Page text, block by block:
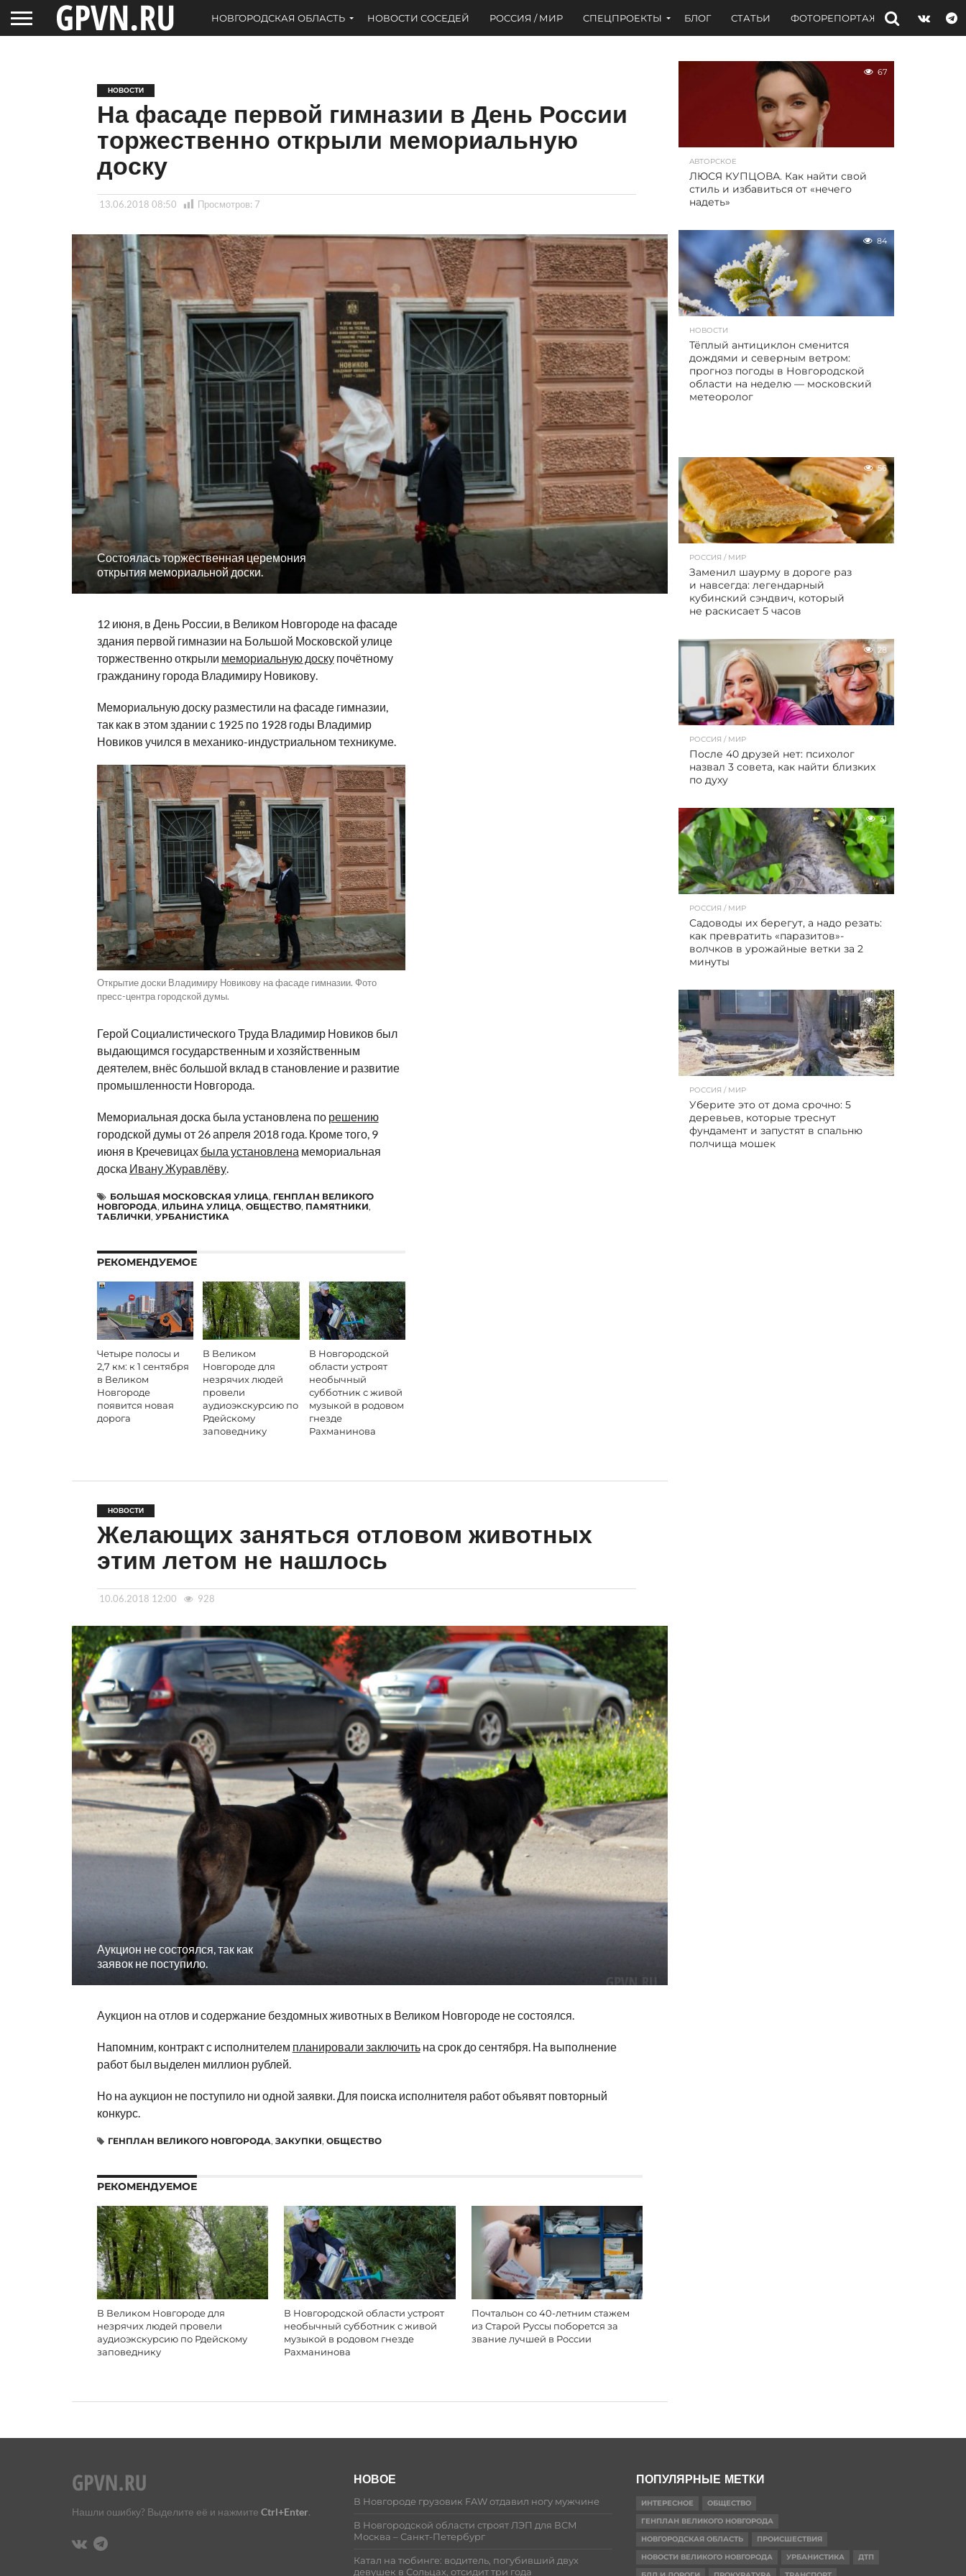
НОВГОРОДСКАЯ ОБЛАСТЬ НОВОСТИ СОСЕДЕЙ РОССИЯ / МИР СПЕЦПРОЕКТЫ БЛОГ СТАТЬИ ФОТОРЕПОРТАЖИ ИНТЕРВЬЮ
НОВОСТИ
На фасаде первой гимназии в День России
торжественно открыли мемориальную
доску
13.06.2018 08:50 Просмотров: 7
Состоялась торжественная церемония
открытия мемориальной доски.
12 июня, в День России, в Великом Новгороде на фасаде
здания первой гимназии на Большой Московской улице
торжественно открыли мемориальную доскупочётному
гражданину города Владимиру Новикову.
Мемориальную доску разместили на фасаде гимназии,
так как в этом здании с 1925 по 1928 годы Владимир
Новиков учился в механико-индустриальном техникуме.
Открытие доски Владимиру Новикову на фасаде гимназии. Фото
пресс-центра городской думы.
Герой Социалистического Труда Владимир Новиков был
выдающимся государственным и хозяйственным
деятелем, внёс большой вклад в становление и развитие
промышленности Новгорода.
Мемориальная доска была установлена по решению
городской думы от 26 апреля 2018 года. Кроме того, 9
июня в Кречевицах была установлена мемориальная
доска Ивану Журавлёву.
БОЛЬШАЯ МОСКОВСКАЯ УЛИЦА, ГЕНПЛАН ВЕЛИКОГО
НОВГОРОДА, ИЛЬИНА УЛИЦА, ОБЩЕСТВО, ПАМЯТНИКИ,
ТАБЛИЧКИ, УРБАНИСТИКА
РЕКОМЕНДУЕМОЕ
Четыре полосы и
2,7 км: к 1 сентября
в Великом
Новгороде
появится новая
дорога
В Великом
Новгороде для
незрячих людей
провели
аудиоэкскурсию по
Рдейскому
заповеднику
В Новгородской
области устроят
необычный
субботник с живой
музыкой в родовом
гнезде
Рахманинова
НОВОСТИ
Желающих заняться отловом животных
этим летом не нашлось
10.06.2018 12:00 928
Аукцион не состоялся, так как
заявок не поступило.
Аукцион на отлов и содержание бездомных животных в Великом Новгороде не состоялся.
Напомним, контракт с исполнителем планировали заключитьна срок до сентября. На выполнение
работ был выделен миллион рублей.
Но на аукцион не поступило ни одной заявки. Для поиска исполнителя работ объявят повторный
конкурс.
ГЕНПЛАН ВЕЛИКОГО НОВГОРОДА, ЗАКУПКИ, ОБЩЕСТВО
РЕКОМЕНДУЕМОЕ
В Великом Новгороде для
незрячих людей провели
аудиоэкскурсию по Рдейскому
заповеднику
В Новгородской области устроят
необычный субботник с живой
музыкой в родовом гнезде
Рахманинова
Почтальон со 40-летним стажем
из Старой Руссы поборется за
звание лучшей в России
67
АВТОРСКОЕ
ЛЮСЯ КУПЦОВА. Как найти свой
стиль и избавиться от «нечего
надеть»
84
НОВОСТИ
Тёплый антициклон сменится
дождями и северным ветром:
прогноз погоды в Новгородской
области на неделю — московский
метеоролог
56
РОССИЯ / МИР
Заменил шаурму в дороге раз
и навсегда: легендарный
кубинский сэндвич, который
не раскисает 5 часов
28
РОССИЯ / МИР
После 40 друзей нет: психолог
назвал 3 совета, как найти близких
по духу
31
РОССИЯ / МИР
Садоводы их берегут, а надо резать:
как превратить «паразитов»-
волчков в урожайные ветки за 2
минуты
23
РОССИЯ / МИР
Уберите это от дома срочно: 5
деревьев, которые треснут
фундамент и запустят в спальню
полчища мошек
Нашли ошибку? Выделите её и нажмите Ctrl+Enter.
НОВОЕ
В Новгороде грузовик FAW отдавил ногу мужчине
В Новгородской области строят ЛЭП для ВСМ
Москва – Санкт-Петербург
Катал на тюбинге: водитель, погубивший двух
девушек в Сольцах, отсидит три года
ПОПУЛЯРНЫЕ МЕТКИ
ИНТЕРЕСНОЕ
ОБЩЕСТВО
ГЕНПЛАН ВЕЛИКОГО НОВГОРОДА
НОВГОРОДСКАЯ ОБЛАСТЬ
ПРОИСШЕСТВИЯ
НОВОСТИ ВЕЛИКОГО НОВГОРОДА
УРБАНИСТИКА
ДТП